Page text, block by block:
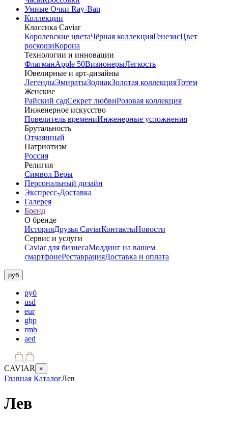
Умные Очки Ray-Ban
Коллекции
Классика Caviar
Королевские цветаЧёрная коллекцияГенезисЦвет
роскошиКорона
Технологии и инновации
ФлагманApple 50ВизионерыЛегкость
Ювелирные и арт-дизайны
ЛегендыЭмиратыЗодиакЗолотая коллекцияТотем
Женские
Райский садСекрет любвиРозовая коллекция
Инженерное искусство
Повелитель времениИнженерные усложнения
Брутальность
Отчаянный
Патриотизм
Россия
Религия
Символ Веры
Персональный дизайн
Экспресс-Доставка
Галерея
Бренд
О бренде
ИсторияДрузья CaviarКонтактыНовости
Сервис и услуги
Caviar для бизнесаМоддинг на вашем
смартфонеРеставрацияДоставка и оплата
руб
руб
usd
eur
gbp
rmb
aed
CAVIAR ×
Главная КаталогЛев
Лев